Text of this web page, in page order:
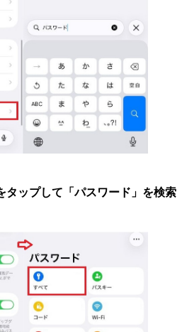
ップして「パスワード」を検索